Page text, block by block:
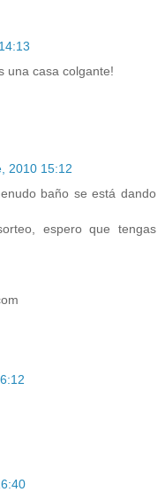
una casa colgante!
2010 15:12
baño se está dando
espero que tengas